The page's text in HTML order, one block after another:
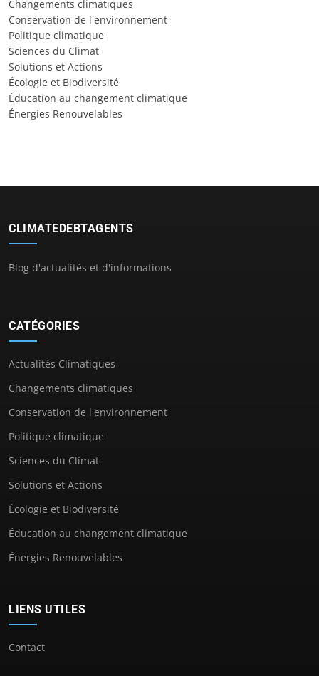
Changements climatiques
Conservation de l'environnement
Politique climatique
Sciences du Climat
Solutions et Actions
Écologie et Biodiversité
Éducation au changement climatique
Énergies Renouvelables
CLIMATEDEBTAGENTS
Blog d'actualités et d'informations
CATÉGORIES
Actualités Climatiques
Changements climatiques
Conservation de l'environnement
Politique climatique
Sciences du Climat
Solutions et Actions
Écologie et Biodiversité
Éducation au changement climatique
Énergies Renouvelables
LIENS UTILES
Contact